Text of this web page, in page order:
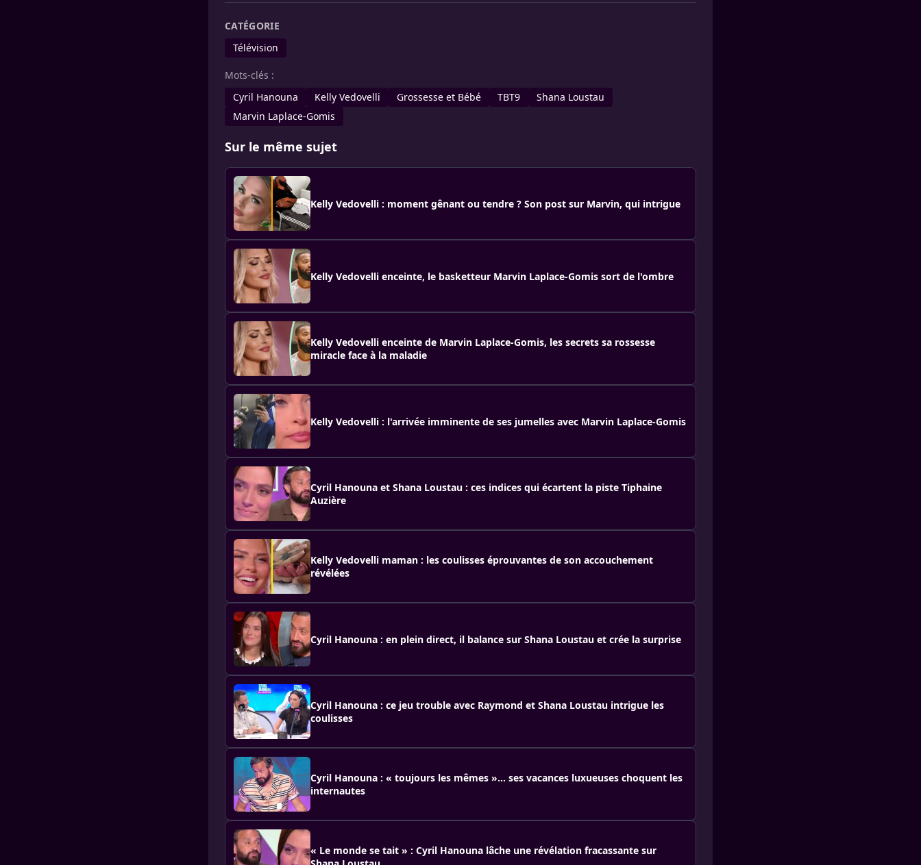
CATÉGORIE
Télévision
Mots-clés :
Cyril Hanouna
Kelly Vedovelli Grossesse et Bébé TBT9
Shana Loustau
Marvin Laplace-Gomis
Sur le même sujet
Kelly Vedovelli : moment gênant ou tendre ? Son post sur Marvin, qui intrigue
Kelly Vedovelli enceinte, le basketteur Marvin Laplace-Gomis sort de l'ombre
Kelly Vedovelli enceinte de Marvin Laplace-Gomis, les secrets sa rossesse
miracle face à la maladie
Kelly Vedovelli : l'arrivée imminente de ses jumelles avec Marvin Laplace-Gomis
Cyril Hanouna et Shana Loustau : ces indices qui écartent la piste Tiphaine
Auzière
Kelly Vedovelli maman : les coulisses éprouvantes de son accouchement
révélées
Cyril Hanouna : en plein direct, il balance sur Shana Loustau et crée la surprise
Cyril Hanouna : ce jeu trouble avec Raymond et Shana Loustau intrigue les
coulisses
Cyril Hanouna : « toujours les mêmes »… ses vacances luxueuses choquent les
internautes
« Le monde se tait » : Cyril Hanouna lâche une révélation fracassante sur